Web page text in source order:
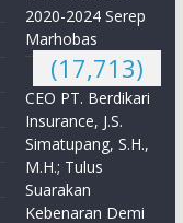
2020-2024 Serep
Marhobas
(17,713)
CEO PT. Berdikari
Insurance, J.S.
Simatupang, S.H.,
M.H.; Tulus
Suarakan
Kebenaran Demi